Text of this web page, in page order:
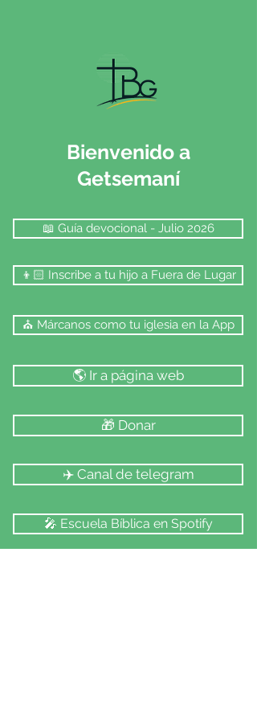
Bienvenido a
Getsemaní
📖 Guía devocional - Julio 2026
👦🏻 Inscribe a tu hijo a Fuera de Lugar
⛪️ Márcanos como tu iglesia en la App
🌎 Ir a página web
🎁 Donar
✈️ Canal de telegram
🎤 Escuela Bíblica en Spotify